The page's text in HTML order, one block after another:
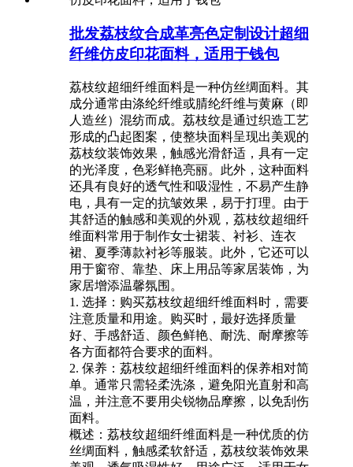
批发荔枝纹合成革亮色定制设计超细
纤维仿皮印花面料，适用于钱包
荔枝纹超细纤维面料是一种仿丝绸面料。其
成分通常由涤纶纤维或腈纶纤维与黄麻（即
人造丝）混纺而成。荔枝纹是通过织造工艺
形成的凸起图案，使整块面料呈现出美观的
荔枝纹装饰效果，触感光滑舒适，具有一定
的光泽度，色彩鲜艳亮丽。此外，这种面料
还具有良好的透气性和吸湿性，不易产生静
电，具有一定的抗皱效果，易于打理。由于
其舒适的触感和美观的外观，荔枝纹超细纤
维面料常用于制作女士裙装、衬衫、连衣
裙、夏季薄款衬衫等服装。此外，它还可以
用于窗帘、靠垫、床上用品等家居装饰，为
家居增添温馨氛围。
1. 选择：购买荔枝纹超细纤维面料时，需要
注意质量和用途。购买时，最好选择质量
好、手感舒适、颜色鲜艳、耐洗、耐摩擦等
各方面都符合要求的面料。
2. 保养：荔枝纹超细纤维面料的保养相对简
单。通常只需轻柔洗涤，避免阳光直射和高
温，并注意不要用尖锐物品摩擦，以免刮伤
面料。
概述：荔枝纹超细纤维面料是一种优质的仿
丝绸面料，触感柔软舒适，荔枝纹装饰效果